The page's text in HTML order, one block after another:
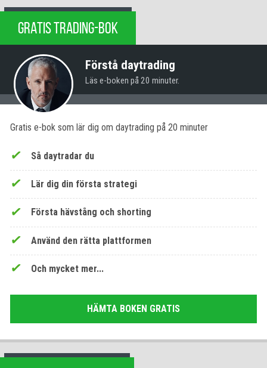
GRATIS TRADING-BOK
Förstå daytrading
Läs e-boken på 20 minuter.
Gratis e-bok som lär dig om daytrading på 20 minuter
Så daytradar du
Lär dig din första strategi
Första hävstång och shorting
Använd den rätta plattformen
Och mycket mer...
HÄMTA BOKEN GRATIS